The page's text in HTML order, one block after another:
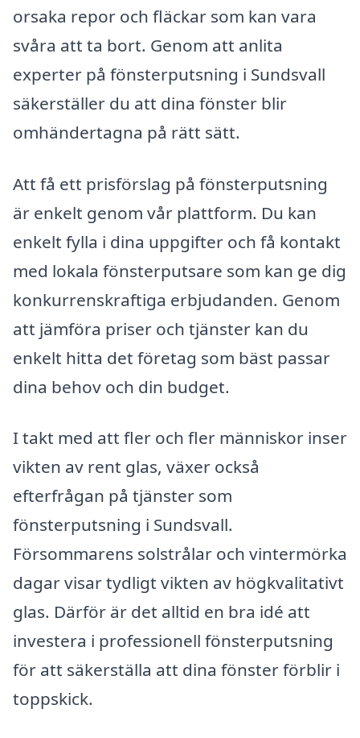
orsaka repor och fläckar som kan vara
svåra att ta bort. Genom att anlita
experter på fönsterputsning i Sundsvall
säkerställer du att dina fönster blir
omhändertagna på rätt sätt.
Att få ett prisförslag på fönsterputsning
är enkelt genom vår plattform. Du kan
enkelt fylla i dina uppgifter och få kontakt
med lokala fönsterputsare som kan ge dig
konkurrenskraftiga erbjudanden. Genom
att jämföra priser och tjänster kan du
enkelt hitta det företag som bäst passar
dina behov och din budget.
I takt med att fler och fler människor inser
vikten av rent glas, växer också
efterfrågan på tjänster som
fönsterputsning i Sundsvall.
Försommarens solstrålar och vintermörka
dagar visar tydligt vikten av högkvalitativt
glas. Därför är det alltid en bra idé att
investera i professionell fönsterputsning
för att säkerställa att dina fönster förblir i
toppskick.